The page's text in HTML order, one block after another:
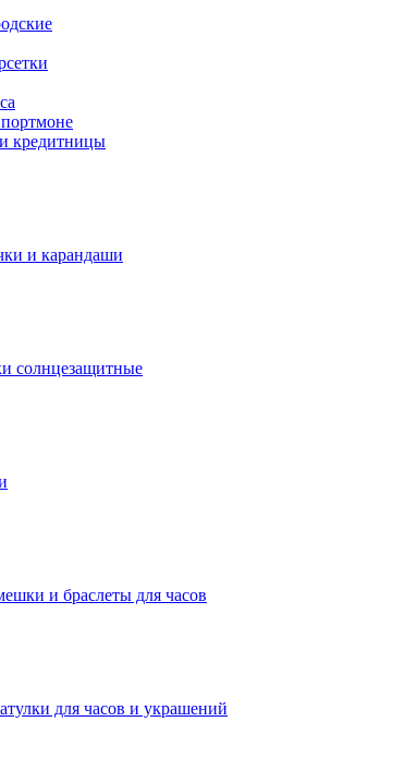
кредитницы
и карандаши
солнцезащитные
и браслеты для часов
для часов и украшений